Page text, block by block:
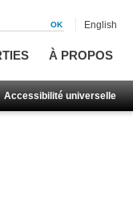
À PROPOS
Accessibilité universelle
English